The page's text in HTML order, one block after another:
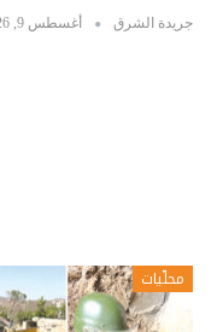
جريدة الشرق أغسطس 9, 2026
محلّيات